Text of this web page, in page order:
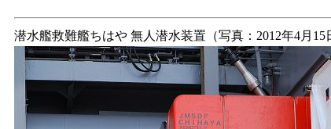
潜水艦救難艦ちはや 無人潜水装置（写真：2012年4月15